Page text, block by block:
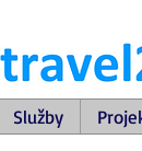
Služby